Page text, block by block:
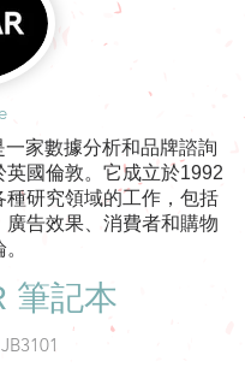
一家數據分析和品牌諮詢
英國倫敦。它成立於1992
種研究領域的工作，包括
廣告效果、消費者和購物
筆記本